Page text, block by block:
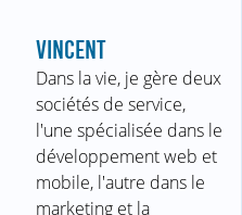
VINCENT
Dans la vie, je gère deux
sociétés de service,
l'une spécialisée dans le
développement web et
mobile, l'autre dans le
marketing et la